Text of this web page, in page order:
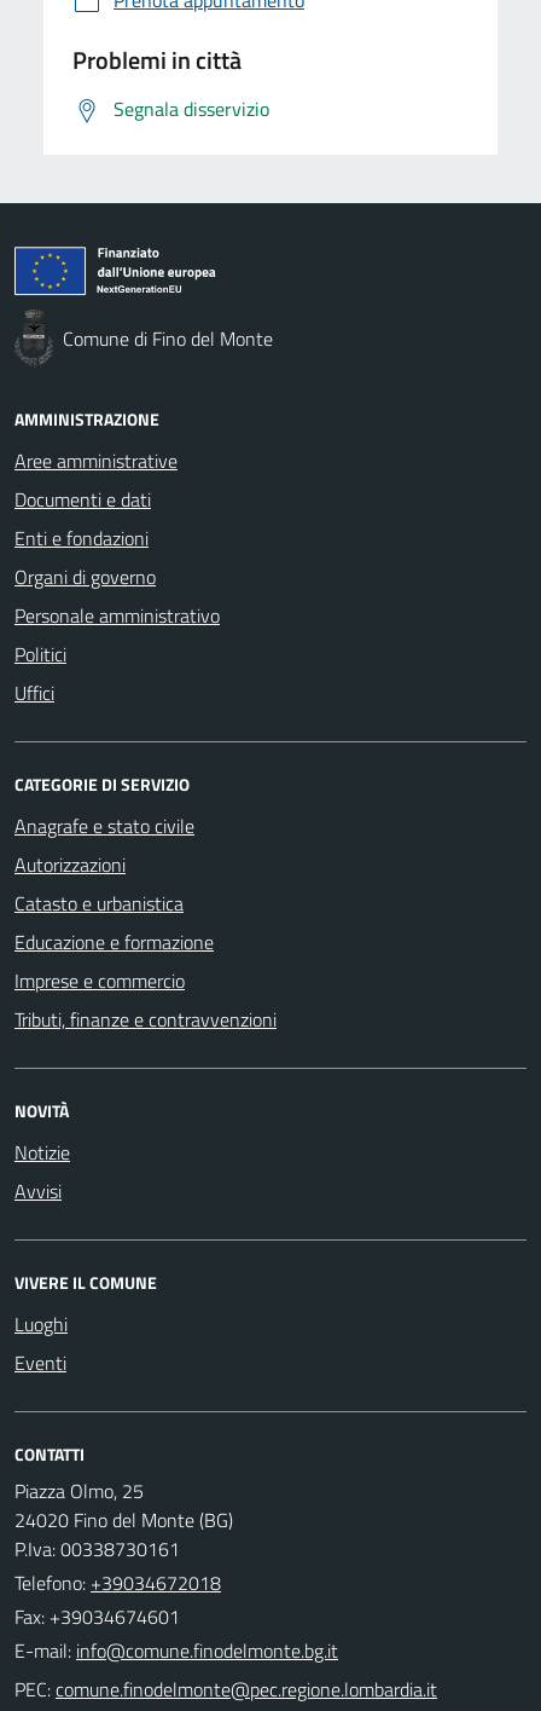
Problemi in città
Segnala disservizio
Comune di Fino del Monte
AMMINISTRAZIONE
Aree amministrative
Documenti e dati
Enti e fondazioni
Organi di governo
Personale amministrativo
Politici
Uffici
CATEGORIE DI SERVIZIO
Anagrafe e stato civile
Autorizzazioni
Catasto e urbanistica
Educazione e formazione
Imprese e commercio
Tributi, finanze e contravvenzioni
NOVITÀ
Notizie
Avvisi
VIVERE IL COMUNE
Luoghi
Eventi
CONTATTI
Piazza Olmo, 25
24020 Fino del Monte (BG)
P.Iva: 00338730161
Telefono: +39034672018
Fax: +39034674601
E-mail:
PEC: